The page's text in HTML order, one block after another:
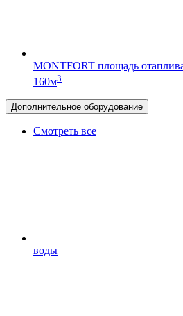
MONTFORT площадь
160м3
Дополнительное оборудование
Смотреть все
воды